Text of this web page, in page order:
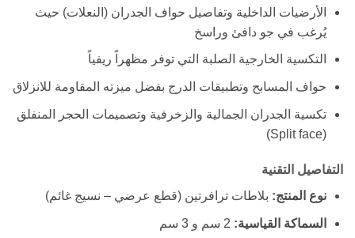
الأرضيات الداخلية وتفاصيل حواف الجدران (النعلات) حيث
يُرغب في جو دافئ وراسخ
التكسية الخارجية الصلبة التي توفر مظهراً ريفياً
حواف المسابح وتطبيقات الدرج بفضل ميزته المقاومة للانزلاق
تكسية الجدران الجمالية والزخرفية وتصميمات الحجر المنفلق
(Split face)
التفاصيل التقنية
نوع المنتج: بلاطات ترافرتين (قطع عرضي – نسيج غائم)
السماكة القياسية: